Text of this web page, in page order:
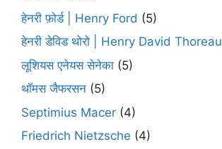
हेनरी फ़ोर्ड | Henry Ford (5)
हेनरी डेविड थोरो | Henry David Thoreau
लूशियस एनेयस सेनेका (5)
थॉमस जैफरसन (5)
Septimius Macer (4)
Friedrich Nietzsche (4)